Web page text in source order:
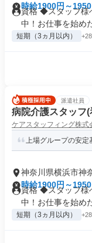
時給1900円～1950
資格 ◆スタッフ様
中！お仕事を始め
短期（3ヵ月以内）
派遣社員
病院介護スタッフ
ケアスタッフィング株式
上場グループの安定
神奈川県横浜市神
時給1900円～1950
資格 ◆スタッフ様
中！お仕事を始め
短期（3ヵ月以内）